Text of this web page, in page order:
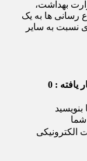
بهداشت،
رسانی ها به یک
نسبت به سایر
یافته : 0
بنویسید
شما
الکترونیکی